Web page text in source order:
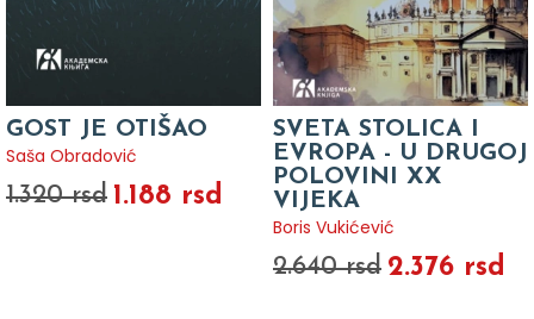
GOST JE OTIŠAO
Saša Obradović
1.320 rsd 1.188 rsd
SVETA STOLICA I
EVROPA - U DRUGOJ
POLOVINI XX
VIJEKA
Boris Vukićević
2.640 rsd 2.376 rsd